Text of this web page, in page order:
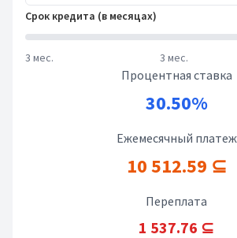
Срок кредита (в месяцах)
3 мес. 3 мес.
Процентная ставка
30.50%
Ежемесячный платеж
10 512.59 ⊆
Переплата
1 537.76 ⊆